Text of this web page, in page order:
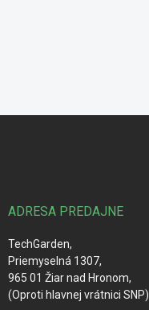
ADRESA PREDAJNE
TechGarden,
Priemyselná 1307,
965 01 Žiar nad Hronom,
(Oproti hlavnej vrátnici SNP)